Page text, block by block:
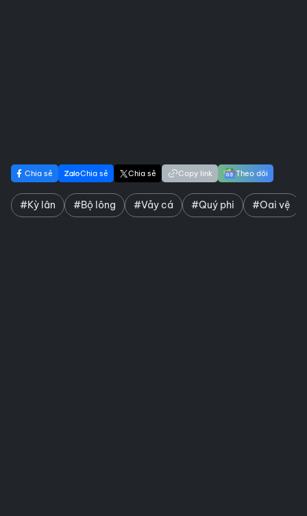
Chia sẻ Chia sẻ Chia sẻ Copy link Theo dõi
#Kỳ lân #Bộ lông #Vảy cá #Quý phi #Oai vệ